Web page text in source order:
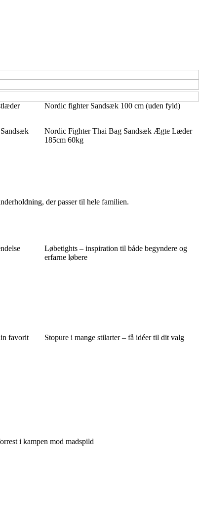
Nordic fighter Sandsæk 100 cm (uden fyld)
Nordic Fighter Thai Bag Sandsæk Ægte Læder
185cm 60kg
der passer til hele familien.
Løbetights – inspiration til både begyndere og
erfarne løbere
favorit Stopure i mange stilarter – få idéer til dit valg
i kampen mod madspild